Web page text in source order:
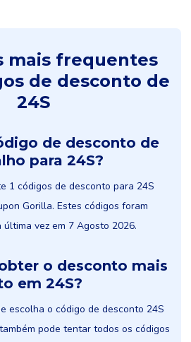
mais frequentes
de desconto de
24S
de desconto de
para 24S?
1 códigos de desconto para 24S
Gorilla. Estes códigos foram
vez em 7 Agosto 2026.
o desconto mais
em 24S?
escolha o código de desconto 24S
pode tentar todos os códigos